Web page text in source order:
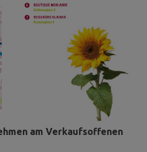
am Verkaufsoffenen